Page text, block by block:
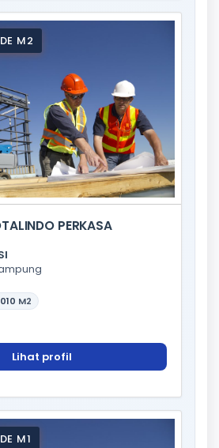
M2
PERKASA
M2
Lihat profil
M1